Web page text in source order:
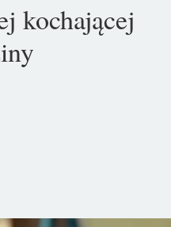
kochającej